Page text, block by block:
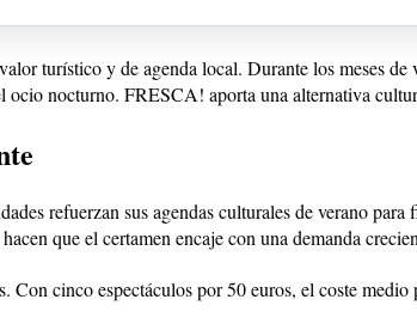
turístico y de agenda local. Durante los meses
ocio nocturno. FRESCA! aporta una alternativa
refuerzan sus agendas culturales de verano
que el certamen encaje con una demanda
Con cinco espectáculos por 50 euros, el coste